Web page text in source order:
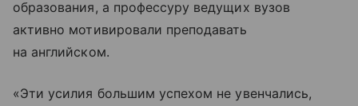
образования, а профессуру ведущих вузов
активно мотивировали преподавать
на английском.
«Эти усилия большим успехом не увенчались,